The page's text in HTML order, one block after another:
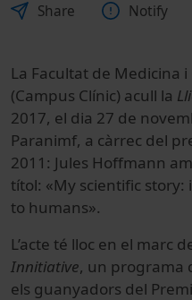
Share Notify
La Facultat de Medicina
(Campus Clínic) acull la
2017, el dia 27 de
Paranimf, a càrrec del
2011: Jules Hoffmann
títol: «My scientific
to humans».
L’acte té lloc en el marc
Innitiative, un programa
els guanyadors del